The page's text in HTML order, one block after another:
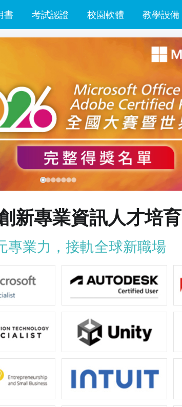
書 考試認證 校園軟體 教學設備
新專業資訊人才培育
專業力，接軌全球新職場